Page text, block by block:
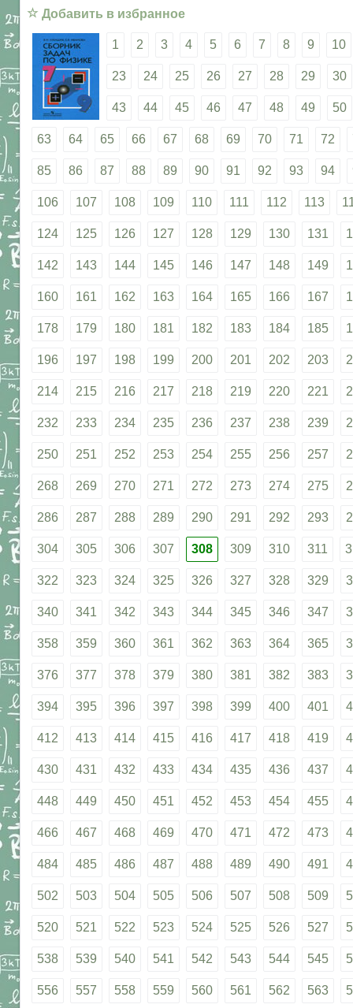
☆ Добавить в избранное
1 2 3 4 5 6 7 8 9 10
23 24 25 26 27 28 29 30
43 44 45 46 47 48 49 50
63 64 65 66 67 68 69 70 71 72
85 86 87 88 89 90 91 92 93 94
106 107 108 109 110 111 112 113
124 125 126 127 128 129 130 131
142 143 144 145 146 147 148 149
160 161 162 163 164 165 166 167
178 179 180 181 182 183 184 185
196 197 198 199 200 201 202 203
214 215 216 217 218 219 220 221
232 233 234 235 236 237 238 239
250 251 252 253 254 255 256 257
268 269 270 271 272 273 274 275
286 287 288 289 290 291 292 293
304 305 306 307 308 309 310 311
322 323 324 325 326 327 328 329
340 341 342 343 344 345 346 347
358 359 360 361 362 363 364 365
376 377 378 379 380 381 382 383
394 395 396 397 398 399 400 401
412 413 414 415 416 417 418 419
430 431 432 433 434 435 436 437
448 449 450 451 452 453 454 455
466 467 468 469 470 471 472 473
484 485 486 487 488 489 490 491
502 503 504 505 506 507 508 509
520 521 522 523 524 525 526 527
538 539 540 541 542 543 544 545
556 557 558 559 560 561 562 563